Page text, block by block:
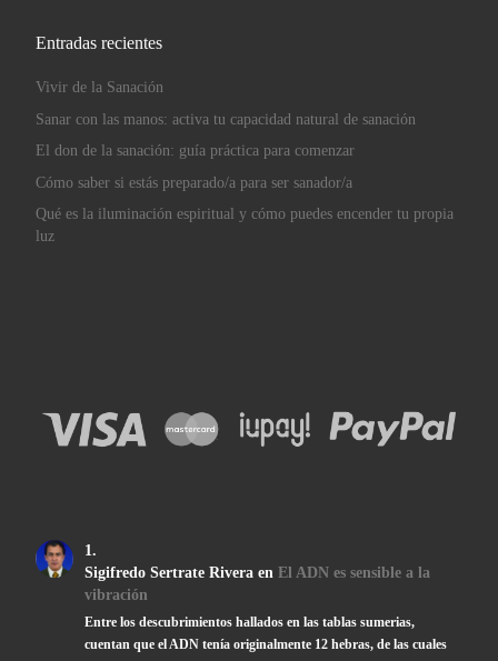
Entradas recientes
Vivir de la Sanación
Sanar con las manos: activa tu capacidad natural de sanación
El don de la sanación: guía práctica para comenzar
Cómo saber si estás preparado/a para ser sanador/a
Qué es la iluminación espiritual y cómo puedes encender tu propia
luz
Sigifredo Sertrate Riveraen El ADN es sensible a la
vibración
Entre los descubrimientos hallados en las tablas sumerias,
cuentan que el ADN tenía originalmente 12 hebras, de las cuales